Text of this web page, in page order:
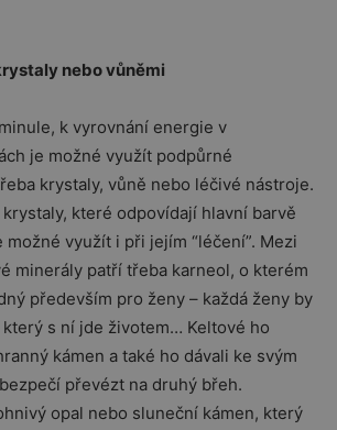
nebo vůněmi
k vyrovnání energie v
je možné využít podpůrné
krystaly, vůně nebo léčivé nástroje.
které odpovídají hlavní barvě
využít i při jejím “léčení”. Mezi
minerály patří třeba karneol, o kterém
především pro ženy – každá ženy by
s ní jde životem… Keltové ho
kámen a také ho dávali ke svým
převézt na druhý břeh.
opal nebo sluneční kámen, který